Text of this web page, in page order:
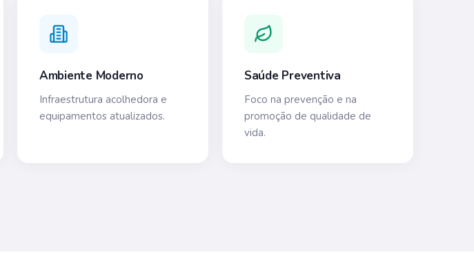
Ambiente Moderno
Infraestrutura acolhedora e
equipamentos atualizados.
Saúde Preventiva
Foco na prevenção e na
promoção de qualidade de
vida.